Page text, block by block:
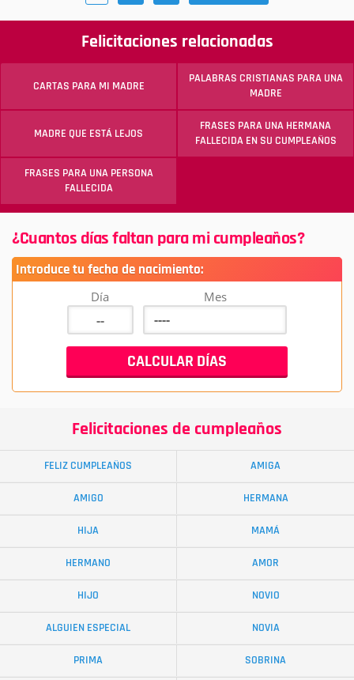
Felicitaciones relacionadas
CARTAS PARA MI MADRE
PALABRAS CRISTIANAS PARA UNA
MADRE
MADRE QUE ESTÁ LEJOS
FRASES PARA UNA HERMANA
FALLECIDA EN SU CUMPLEAÑOS
FRASES PARA UNA PERSONA
FALLECIDA
¿Cuantos días faltan para mi cumpleaños?
Introduce tu fecha de nacimiento:
Día Mes
Felicitaciones de cumpleaños
FELIZ CUMPLEAÑOS AMIGA
AMIGO HERMANA
HIJA MAMÁ
HERMANO AMOR
HIJO NOVIO
ALGUIEN ESPECIAL NOVIA
PRIMA SOBRINA